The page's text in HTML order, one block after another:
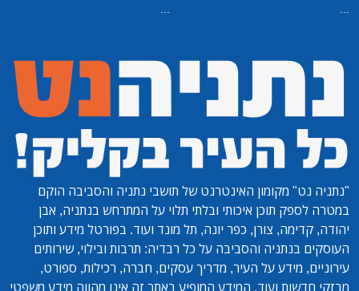
...
...
"נתניה נט" מקומון האינטרנט של תושבי נתניה והסביבה הוקם
במטרה לספק תוכן איכותי ובלתי תלוי על המתרחש בנתניה, אבן
יהודה, קדימה, צורן, כפר יונה, תל מונד ועוד. בפורטל מידע ותוכן
העוסקים בנתניה והסביבה על כל רבדיה: תרבות ובילוי, שירותים
עירוניים, מידע על העיר, מדריך עסקים, חברה, רכילות, ספורט,
מבזקי חדשות ועוד. המידע המופיע באתר זה אינו מהווה מידע משפטי